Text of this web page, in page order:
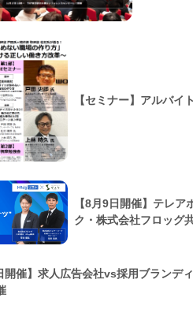
【セミナー】アルバ
【8月9日開催】テレ
ク・株式会社フロッグ
開催】求人広告会社vs採用ブラン